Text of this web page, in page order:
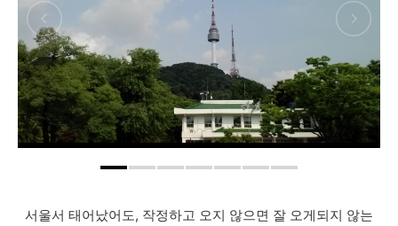
서울서 태어났어도, 작정하고 오지 않으면 잘 오게되지 않는